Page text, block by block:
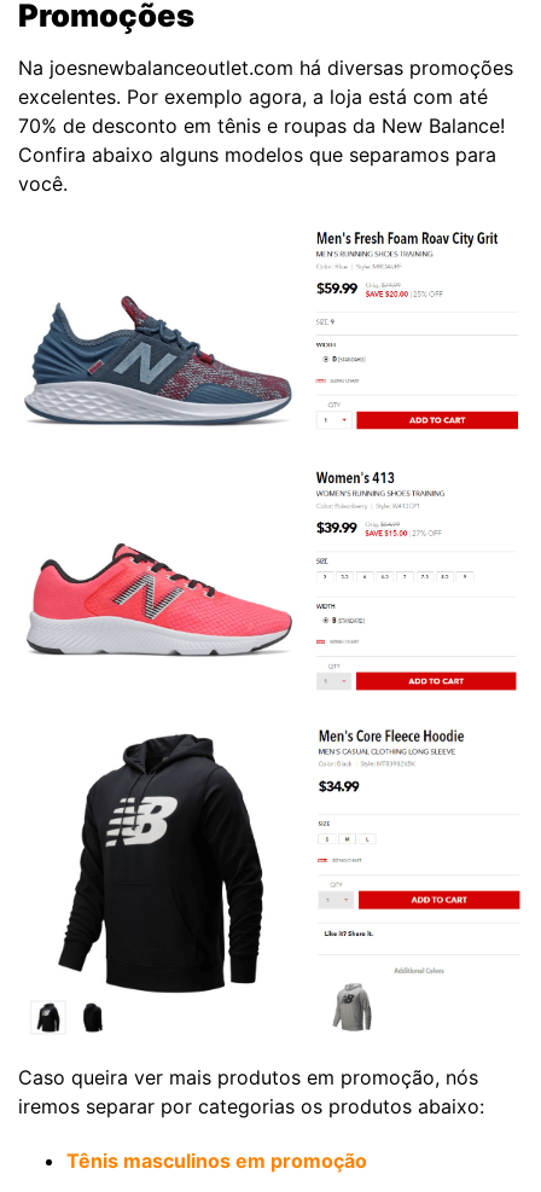
Promoções
Na joesnewbalanceoutlet.com há diversas promoções
excelentes. Por exemplo agora, a loja está com até
70% de desconto em tênis e roupas da New Balance!
Confira abaixo alguns modelos que separamos para
você.
Caso queira ver mais produtos em promoção, nós
iremos separar por categorias os produtos abaixo:
Tênis masculinos em promoção